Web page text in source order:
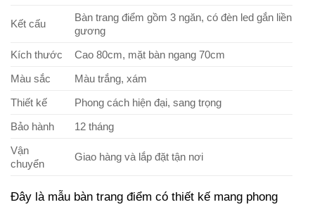
Kết cấu
Bàn trang điểm gồm 3 ngăn, có đèn led gắn liền
gương
Kích thước
Cao 80cm, mặt bàn ngang 70cm
Màu sắc
Màu trắng, xám
Thiết kế
Phong cách hiện đại, sang trọng
Bảo hành
12 tháng
Vận
chuyển
Giao hàng và lắp đặt tận nơi
Đây là mẫu bàn trang điểm có thiết kế mang phong